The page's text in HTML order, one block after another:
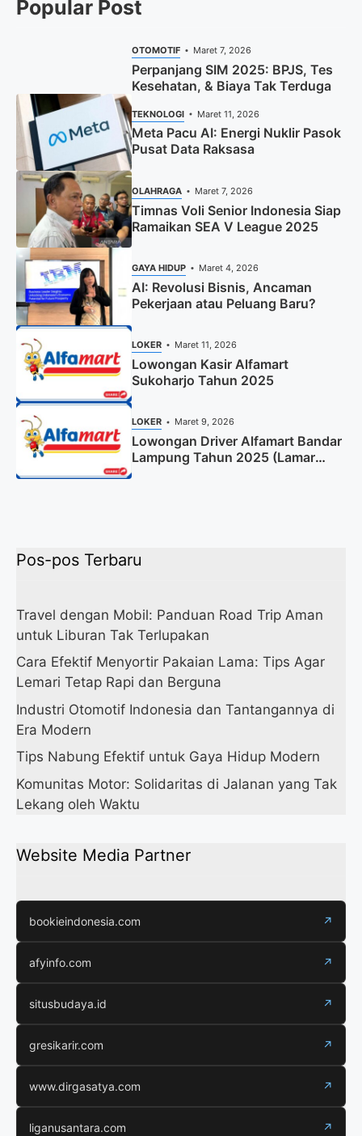
Popular Post
OTOMOTIF Maret 7, 2026
Perpanjang SIM 2025: BPJS, Tes
Kesehatan, & Biaya Tak Terduga
TEKNOLOGI Maret 11, 2026
Meta Pacu AI: Energi Nuklir Pasok
Pusat Data Raksasa
OLAHRAGA Maret 7, 2026
Timnas Voli Senior Indonesia Siap
Ramaikan SEA V League 2025
GAYA HIDUP Maret 4, 2026
AI: Revolusi Bisnis, Ancaman
Pekerjaan atau Peluang Baru?
LOKER Maret 11, 2026
Lowongan Kasir Alfamart
Sukoharjo Tahun 2025
LOKER Maret 9, 2026
Lowongan Driver Alfamart Bandar
Lampung Tahun 2025 (Lamar
Sekarang)
Pos-pos Terbaru
Travel dengan Mobil: Panduan Road Trip Aman
untuk Liburan Tak Terlupakan
Cara Efektif Menyortir Pakaian Lama: Tips Agar
Lemari Tetap Rapi dan Berguna
Industri Otomotif Indonesia dan Tantangannya di
Era Modern
Tips Nabung Efektif untuk Gaya Hidup Modern
Komunitas Motor: Solidaritas di Jalanan yang Tak
Lekang oleh Waktu
Website Media Partner
bookieindonesia.com ↗
afyinfo.com ↗
situsbudaya.id ↗
gresikarir.com ↗
www.dirgasatya.com ↗
liganusantara.com ↗